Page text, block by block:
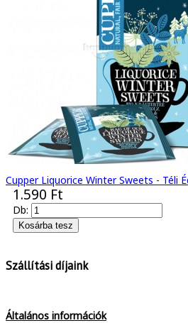
Cupper Liquorice Winter Sweets - Téli
1.590 Ft
Db:
Szállítási díjaink
Általános információk